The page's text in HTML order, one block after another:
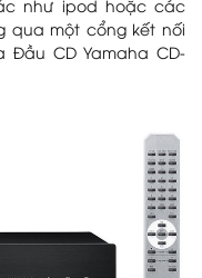
như ipod hoặc các
qua một cổng kết nối
Đầu CD Yamaha CD-